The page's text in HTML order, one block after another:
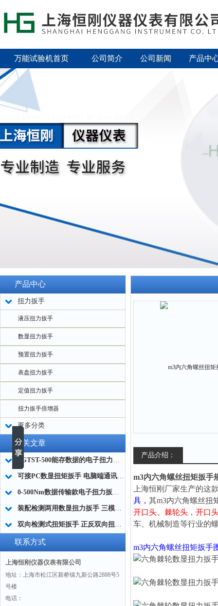
万能试验机首页 公司简介 公司新闻 产品中
产品中心
扭力扳手
液压扭力扳手
数显扭力扳手
预置扭力扳手
表盘扭力扳手
定值扭力扳手
扭力扳手倍增器
更多分类
相关文章
SGTST-500能存数据的电子扭力扳手 带工作记录的智能扭力扳手厂家
可接PC数显扭矩扳手 电脑端通讯力矩扳手 数据上传电脑电子扭力扳手厂家
0-500Nm数据传输款电子扭力扳手,信号输出追溯扭矩值的扭矩扳手
装配检测两用数显扭力扳手 三模式切换扭矩扳手 工业紧固测量力矩扳手品牌
双向检测式扭矩扳手 正反双向扭力测试检测扳手 正旋反旋力矩扳手厂家
联系方式
上海恒刚仪器仪表有限公司
地址：上海市松江区新桥镇九新公路2888号5
号楼
电话：
产品介绍：
m3内六角螺丝扭矩扳手
上海恒刚厂家生产的这
具， 其m3内六角螺丝扭
开口头、 棘轮头， 开口
车、机械制造等行业的
m3内六角螺丝扭矩扳手